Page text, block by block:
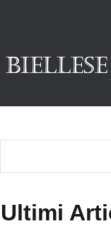
Ultimi